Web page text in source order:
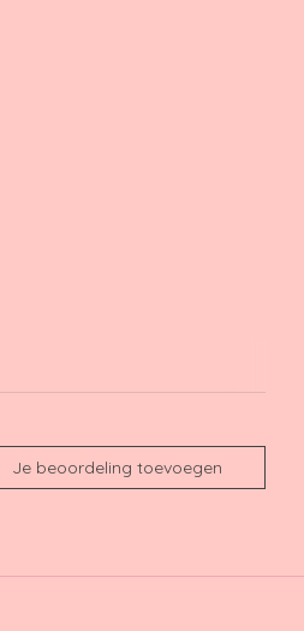
Je beoordeling toevoegen